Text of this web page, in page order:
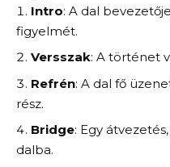
Intro: A dal
figyelmét.
Versszak: A történet
Refrén: A dal fő
rész.
Bridge: Egy
dalba.